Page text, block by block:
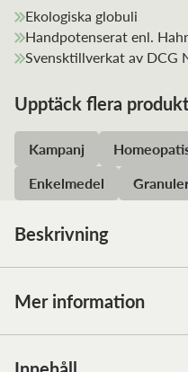
Ekologiska globuli
Handpotenserat enl.
Svensktillverkat av DCG
Upptäck flera
Kampanj
Enkelmedel
Beskrivning
enligt GMP (Good
Mer information
Nordic AB, enligt